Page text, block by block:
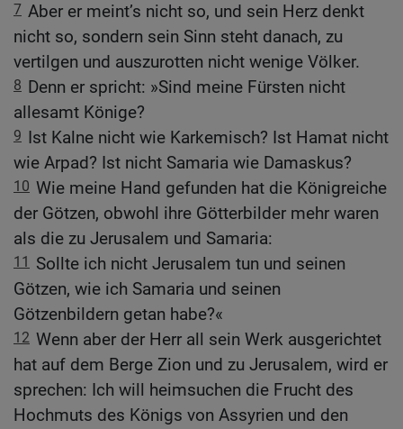
7 Aber er meint’s nicht so, und sein Herz denkt
nicht so, sondern sein Sinn steht danach, zu
vertilgen und auszurotten nicht wenige Völker.
8 Denn er spricht: »Sind meine Fürsten nicht
allesamt Könige?
9 Ist Kalne nicht wie Karkemisch? Ist Hamat nicht
wie Arpad? Ist nicht Samaria wie Damaskus?
10 Wie meine Hand gefunden hat die Königreiche
der Götzen, obwohl ihre Götterbilder mehr waren
als die zu Jerusalem und Samaria:
11
Sollte ich nicht Jerusalem tun und seinen
Götzen, wie ich Samaria und seinen
Götzenbildern getan habe?«
12 Wenn aber der Herr all sein Werk ausgerichtet
hat auf dem Berge Zion und zu Jerusalem, wird er
sprechen: Ich will heimsuchen die Frucht des
Hochmuts des Königs von Assyrien und den